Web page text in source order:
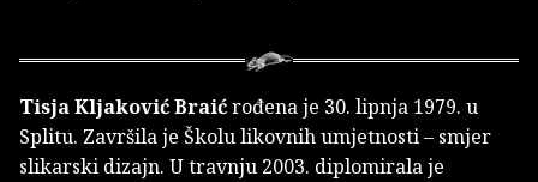
Tisja Kljaković Braićrođena je 30. lipnja 1979. u
Splitu. Završila je Školu likovnih umjetnosti – smjer
slikarski dizajn. U travnju 2003. diplomirala je